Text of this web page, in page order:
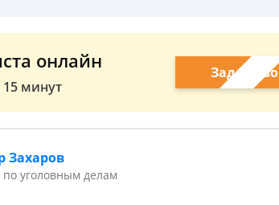
онлайн
15 минут
Задать
Захаров
уголовным делам